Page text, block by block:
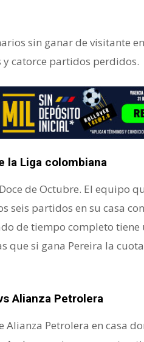
sin ganar de visitante
catorce partidos perdidos.
la Liga colombiana
de Octubre. El equipo
seis partidos en su casa
de tiempo completo tiene
que si gana Pereira la
Alianza Petrolera
Petrolera en casa